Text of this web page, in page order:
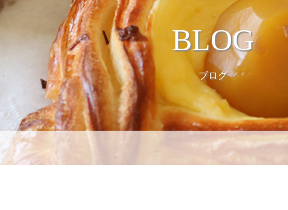
BLOG
ブログ